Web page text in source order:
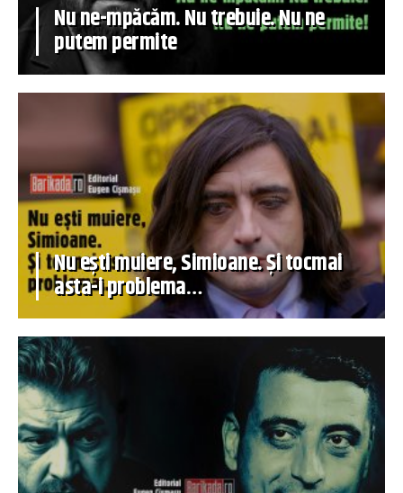
Nu ne-mpăcăm. Nu trebuie. Nu ne
putem permite
Nu ești muiere, Simioane. Și tocmai
asta-i problema…